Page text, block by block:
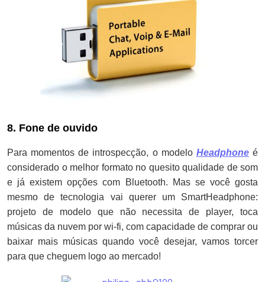
8. Fone de ouvido
Para momentos de introspecção, o modelo Headphone é
considerado o melhor formato no quesito qualidade de som
e já existem opções com Bluetooth. Mas se você gosta
mesmo de tecnologia vai querer um SmartHeadphone:
projeto de modelo que não necessita de player, toca
músicas da nuvem por wi-fi, com capacidade de comprar ou
baixar mais músicas quando você desejar, vamos torcer
para que cheguem logo ao mercado!